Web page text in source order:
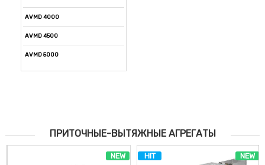
AVMD 4000
AVMD 4500
AVMD 5000
AVMD 5500
AVMD 13500ПРИТОЧНЫЕ-ВЫТЯЖНЫЕ АГРЕГАТЫ
NEW NEW
HIT